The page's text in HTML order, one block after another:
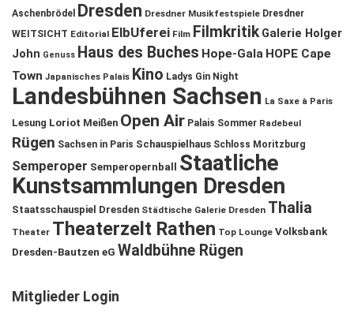
Aschenbrödel
Dresden Dresdner Musikfestspiele Dresdner
WEITSICHT Editorial ElbUferei Film Filmkritik Galerie Holger
John Genuss Haus des Buches Hope-Gala HOPE Cape
Town Japanisches Palais Kino Ladys Gin Night
Landesbühnen Sachsen La Saxe à Paris
Lesung Loriot Meißen Open Air Palais Sommer Radebeul
Rügen Sachsen in Paris Schauspielhaus Schloss Moritzburg
Semperoper Semperopernball
Staatliche
Kunstsammlungen Dresden
Staatsschauspiel Dresden Städtische Galerie Dresden Thalia
Theater Theaterzelt Rathen Top Lounge Volksbank
Dresden-Bautzen eG Waldbühne Rügen
Mitglieder Login